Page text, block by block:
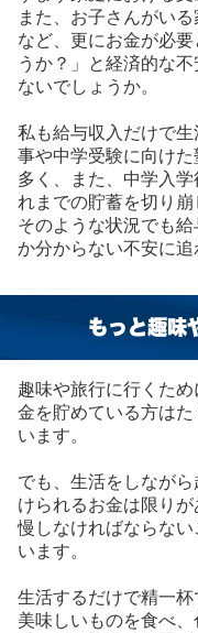
また、お子さんがい
など、更にお金が必
うか？」と経済的な
ないでしょうか。
私も給与収入だけで
事や中学受験に向け
多く、また、中学入
れまでの貯蓄を切り崩
そのような状況でも
か分からない不安に追
もっと趣味
趣味や旅行に行くた
金を貯めている方は
います。
でも、生活をしなが
けられるお金は限り
慢しなければならな
います。
生活するだけで精一
美味しいものを食べ